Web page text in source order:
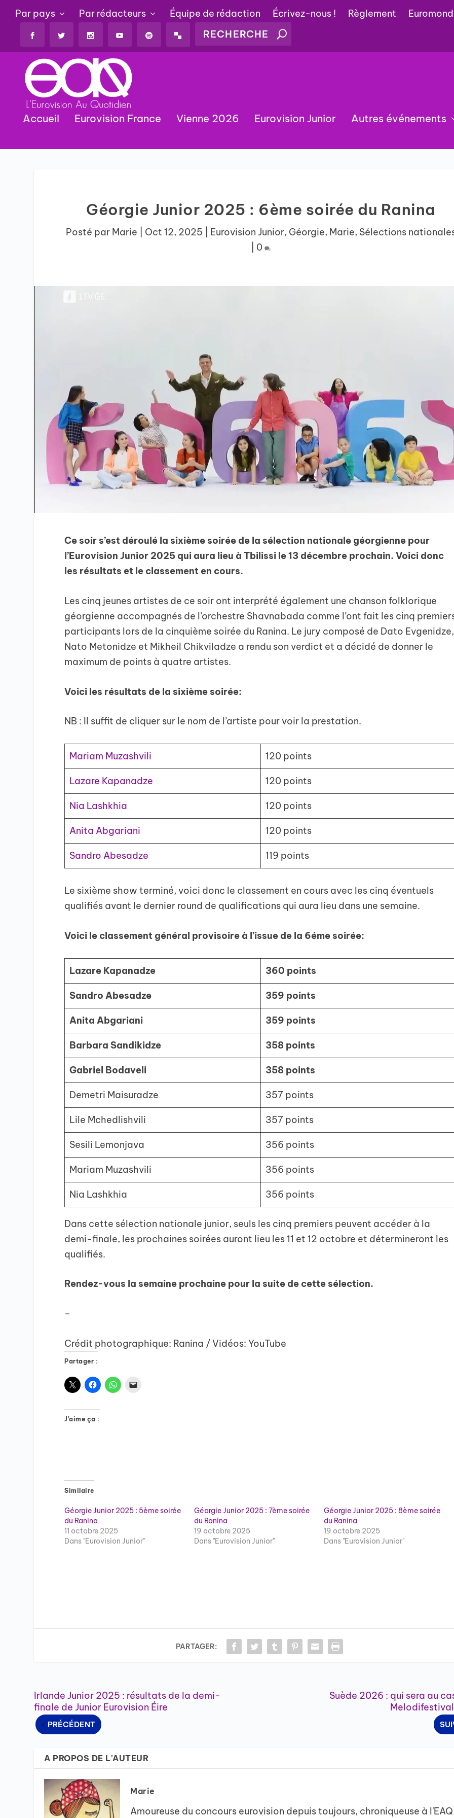
Par pays Par rédacteurs Équipe de rédaction Écrivez-nous ! Règlement
Accueil Eurovision France Vienne 2026 Eurovision Junior Autres événements
Géorgie Junior 2025 : 6ème soirée du Ranina
Posté par Marie Oct 12, 2025 Eurovision Junior, Géorgie, Marie, Sélections
0
Ce soir s’est déroulé la sixième soirée de la sélection nationale géorgienne pour
l’Eurovision Junior 2025 qui aura lieu à Tbilissi le 13 décembre prochain. Voici donc
les résultats et le classement en cours.
Les cinq jeunes artistes de ce soir ont interprété également une chanson folklorique
géorgienne accompagnés de l’orchestre Shavnabada comme l’ont fait les cinq
participants lors de la cinquième soirée du Ranina. Le jury composé de Dato Evgenidze,
Nato Metonidze et Mikheil Chikviladze a rendu son verdict et a décidé de donner le
maximum de points à quatre artistes.
Voici les résultats de la sixième soirée:
NB : Il suffit de cliquer sur le nom de l’artiste pour voir la prestation.
Mariam Muzashvili 120 points
Lazare Kapanadze 120 points
Nia Lashkhia 120 points
Anita Abgariani 120 points
Sandro Abesadze 119 points
Le sixième show terminé, voici donc le classement en cours avec les cinq éventuels
qualifiés avant le dernier round de qualifications qui aura lieu dans une semaine.
Voici le classement général provisoire à l’issue de la 6éme soirée:
Lazare Kapanadze 360 points
Sandro Abesadze 359 points
Anita Abgariani 359 points
Barbara Sandikidze 358 points
Gabriel Bodaveli 358 points
Demetri Maisuradze 357 points
Lile Mchedlishvili 357 points
Sesili Lemonjava 356 points
Mariam Muzashvili 356 points
Nia Lashkhia 356 points
Dans cette sélection nationale junior, seuls les cinq premiers peuvent accéder à la
demi-finale, les prochaines soirées auront lieu les 11 et 12 octobre et détermineront les
qualifiés.
Rendez-vous la semaine prochaine pour la suite de cette sélection.
–
Crédit photographique: Ranina / Vidéos: YouTube
Partager :
J’aime ça :
Similaire
Géorgie Junior 2025 : 5ème soirée
du Ranina
11 octobre 2025
Dans "Eurovision Junior"
Géorgie Junior 2025 : 7ème soirée
du Ranina
19 octobre 2025
Dans "Eurovision Junior"
Géorgie Junior 2025 : 8ème soirée
du Ranina
19 octobre 2025
Dans "Eurovision Junior"
PARTAGER:
Irlande Junior 2025 : résultats de la demi-
finale de Junior Eurovision Éire
PRÉCÉDENT
Suède 2026 : qui sera au
A PROPOS DE L'AUTEUR
Marie
Amoureuse du concours eurovision depuis toujours, chroniqueuse à l'EAQ